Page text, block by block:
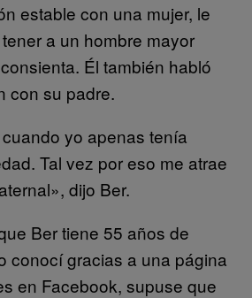
estable con una mujer, le
a un hombre mayor
Él también habló
con su padre.
yo apenas tenía
Tal vez por eso me atrae
dijo Ber.
Ber tiene 55 años de
conocí gracias a una página
en Facebook, supuse que